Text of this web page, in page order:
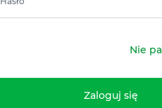
Nie
Zaloguj się